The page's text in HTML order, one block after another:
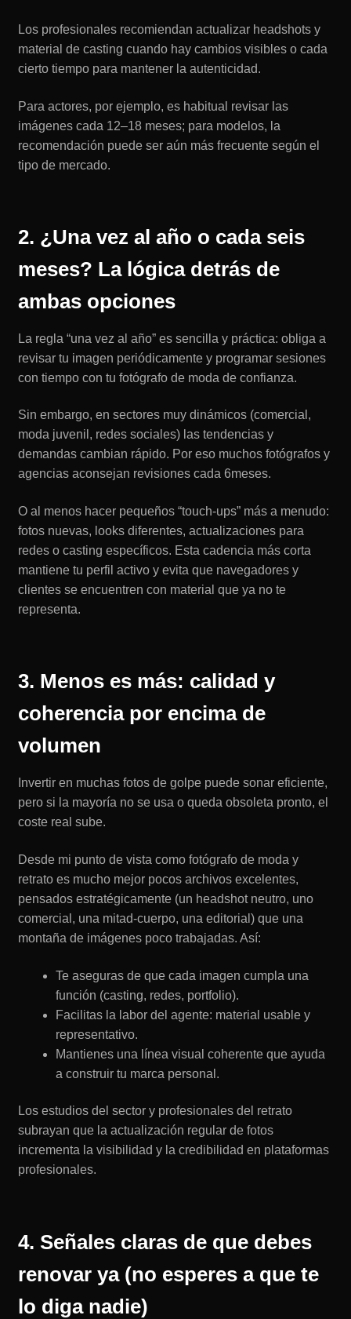
Los profesionales recomiendan actualizar headshots y
material de casting cuando hay cambios visibles o cada
cierto tiempo para mantener la autenticidad.
Para actores, por ejemplo, es habitual revisar las
imágenes cada 12–18 meses; para modelos, la
recomendación puede ser aún más frecuente según el
tipo de mercado.
2. ¿Una vez al año o cada seis
meses? La lógica detrás de
ambas opciones
La regla “una vez al año” es sencilla y práctica: obliga a
revisar tu imagen periódicamente y programar sesiones
con tiempo con tu fotógrafo de moda de confianza.
Sin embargo, en sectores muy dinámicos (comercial,
moda juvenil, redes sociales) las tendencias y
demandas cambian rápido. Por eso muchos fotógrafos y
agencias aconsejan revisiones cada 6meses.
O al menos hacer pequeños “touch-ups” más a menudo:
fotos nuevas, looks diferentes, actualizaciones para
redes o casting específicos. Esta cadencia más corta
mantiene tu perfil activo y evita que navegadores y
clientes se encuentren con material que ya no te
representa.
3. Menos es más: calidad y
coherencia por encima de
volumen
Invertir en muchas fotos de golpe puede sonar eficiente,
pero si la mayoría no se usa o queda obsoleta pronto, el
coste real sube.
Desde mi punto de vista como fotógrafo de moda y
retrato es mucho mejor pocos archivos excelentes,
pensados estratégicamente (un headshot neutro, uno
comercial, una mitad-cuerpo, una editorial) que una
montaña de imágenes poco trabajadas. Así:
Te aseguras de que cada imagen cumpla una
función (casting, redes, portfolio).
Facilitas la labor del agente: material usable y
representativo.
Mantienes una línea visual coherente que ayuda
a construir tu marca personal.
Los estudios del sector y profesionales del retrato
subrayan que la actualización regular de fotos
incrementa la visibilidad y la credibilidad en plataformas
profesionales.
4. Señales claras de que debes
renovar ya (no esperes a que te
lo diga nadie)